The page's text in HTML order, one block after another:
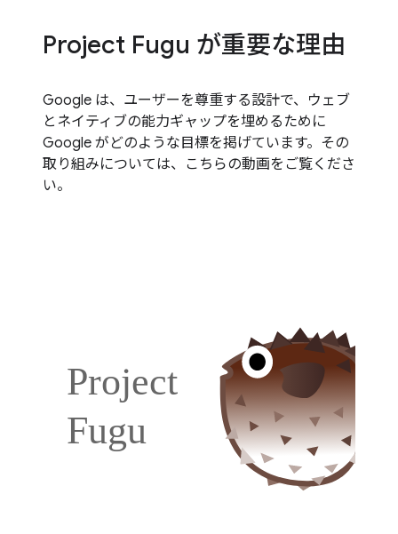
Project Fugu が重要な理由
Google は、ユーザーを尊重する設計で、ウェブ
とネイティブの能力ギャップを埋めるために
Google がどのような目標を掲げています。その
取り組みについては、こちらの動画をご覧くださ
い。